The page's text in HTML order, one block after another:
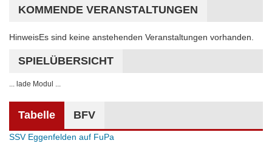
KOMMENDE VERANSTALTUNGEN
HinweisEs sind keine anstehenden Veranstaltungen vorhanden.
SPIELÜBERSICHT
... lade Modul ...
Tabelle BFV
SSV Eggenfelden auf FuPa